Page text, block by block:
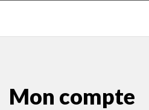
Mon compte